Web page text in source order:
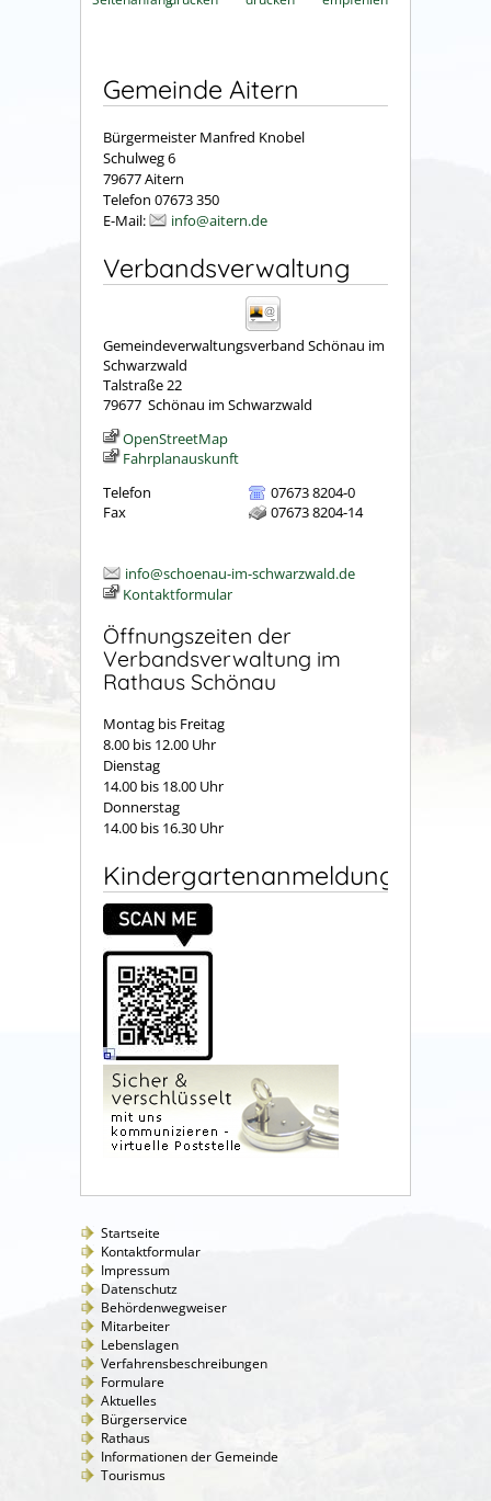
Gemeinde Aitern
Bürgermeister Manfred Knobel
Schulweg 6
79677 Aitern
Telefon 07673 350
E-Mail:
info@aitern.de
Verbandsverwaltung
Gemeindeverwaltungsverband Schönau im
Schwarzwald
Talstraße 22
79677 Schönau im Schwarzwald
OpenStreetMap
Fahrplanauskunft
Telefon
07673 8204-0
Fax
07673 8204-14
info@schoenau-im-schwarzwald.de
Kontaktformular
Öffnungszeiten der
Verbandsverwaltung im
Rathaus Schönau
Montag bis Freitag
8.00 bis 12.00 Uhr
Dienstag
14.00 bis 18.00 Uhr
Donnerstag
14.00 bis 16.30 Uhr
Kindergartenanmeldung
Startseite
Kontaktformular
Impressum
Datenschutz
Behördenwegweiser
Mitarbeiter
Lebenslagen
Verfahrensbeschreibungen
Formulare
Aktuelles
Bürgerservice
Rathaus
Informationen der Gemeinde
Tourismus